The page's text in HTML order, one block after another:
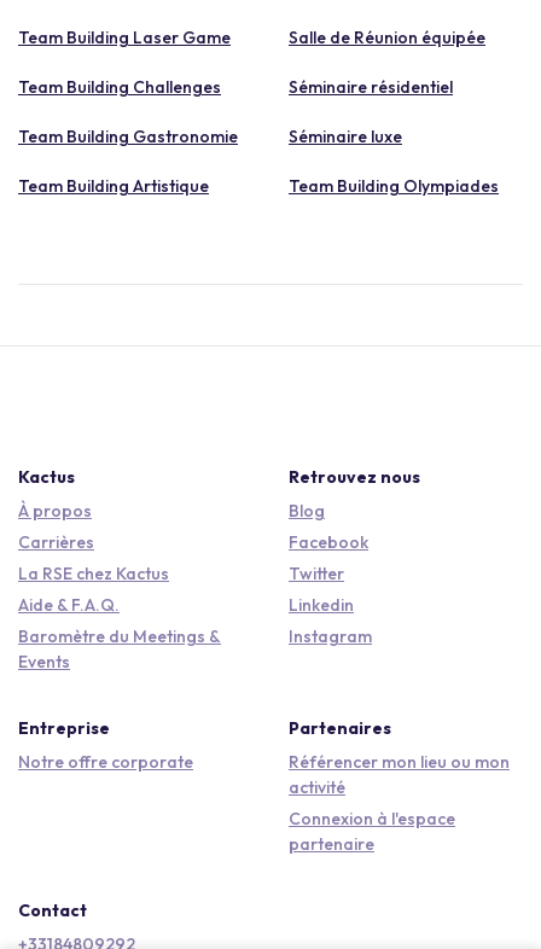
Team Building Laser Game Salle de Réunion équipée
Team Building Challenges Séminaire résidentiel
Team Building Gastronomie Séminaire luxe
Team Building Artistique Team Building Olympiades
Kactus
À propos
Carrières
La RSE chez Kactus
Aide & F.A.Q.
Baromètre du Meetings &
Events
Retrouvez nous
Blog
Facebook
Twitter
Linkedin
Instagram
Entreprise
Notre offre corporate
Partenaires
Référencer mon lieu ou mon
activité
Connexion à l'espace
partenaire
Contact
+33184809292